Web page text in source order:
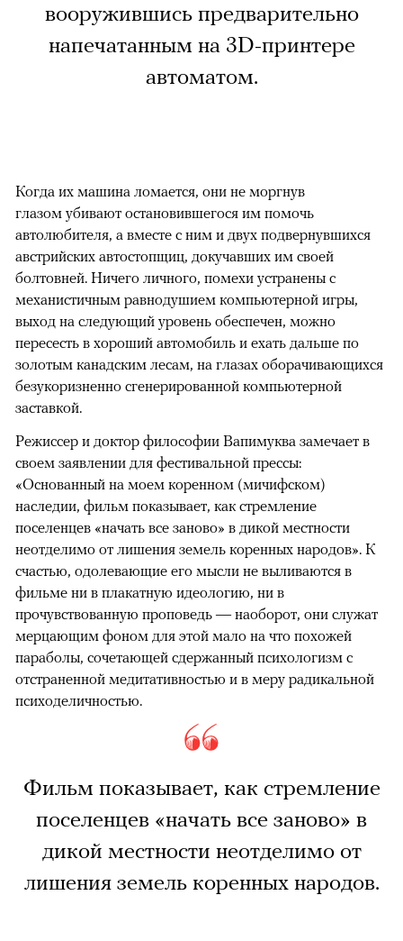
вооружившись предварительно
напечатанным на 3D-принтере
автоматом.
Когда их машина ломается, они не моргнув
глазом убивают остановившегося им помочь
автолюбителя, а вместе с ним и двух подвернувшихся
австрийских автостопщиц, докучавших им своей
болтовней. Ничего личного, помехи устранены с
механистичным равнодушием компьютерной игры,
выход на следующий уровень обеспечен, можно
пересесть в хороший автомобиль и ехать дальше по
золотым канадским лесам, на глазах оборачивающихся
безукоризненно сгенерированной компьютерной
заставкой.
Режиссер и доктор философии Вапимуква замечает в
своем заявлении для фестивальной прессы:
«Основанный на моем коренном (мичифском)
наследии, фильм показывает, как стремление
поселенцев «начать все заново» в дикой местности
неотделимо от лишения земель коренных народов». К
счастью, одолевающие его мысли не выливаются в
фильме ни в плакатную идеологию, ни в
прочувствованную проповедь — наоборот, они служат
мерцающим фоном для этой мало на что похожей
параболы, сочетающей сдержанный психологизм с
отстраненной медитативностью и в меру радикальной
психоделичностью.
Фильм показывает, как стремление
поселенцев «начать все заново» в
дикой местности неотделимо от
лишения земель коренных народов.